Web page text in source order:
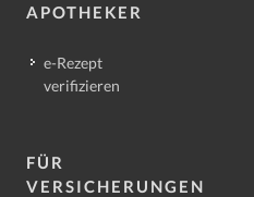
APOTHEKER
e-Rezept
verifizieren
FÜR
VERSICHERUNGEN